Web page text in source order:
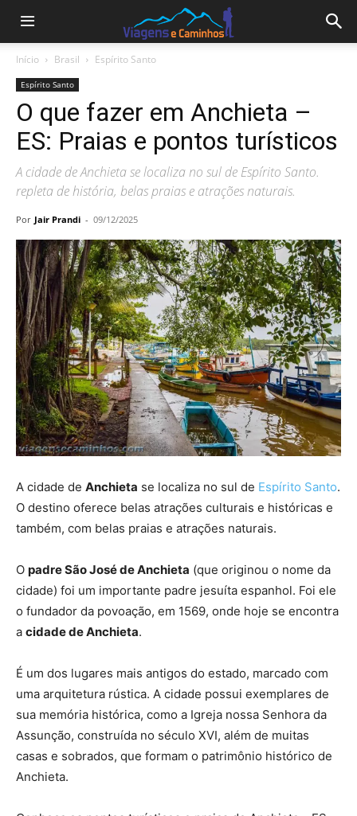
Início Brasil Espírito Santo
Espírito Santo
O que fazer em Anchieta –
ES: Praias e pontos turísticos
A cidade de Anchieta se localiza no sul de Espírito Santo.
repleta de história, belas praias e atrações naturais.
Por Jair Prandi - 09/12/2025
A cidade de Anchieta se localiza no sul de Espírito Santo.
O destino oferece belas atrações culturais e históricas e
também, com belas praias e atrações naturais.
O padre São José de Anchieta (que originou o nome da
cidade) foi um importante padre jesuíta espanhol. Foi ele
o fundador da povoação, em 1569, onde hoje se encontra
a cidade de Anchieta.
É um dos lugares mais antigos do estado, marcado com
uma arquitetura rústica. A cidade possui exemplares de
sua memória histórica, como a Igreja nossa Senhora da
Assunção, construída no século XVI, além de muitas
casas e sobrados, que formam o patrimônio histórico de
Anchieta.